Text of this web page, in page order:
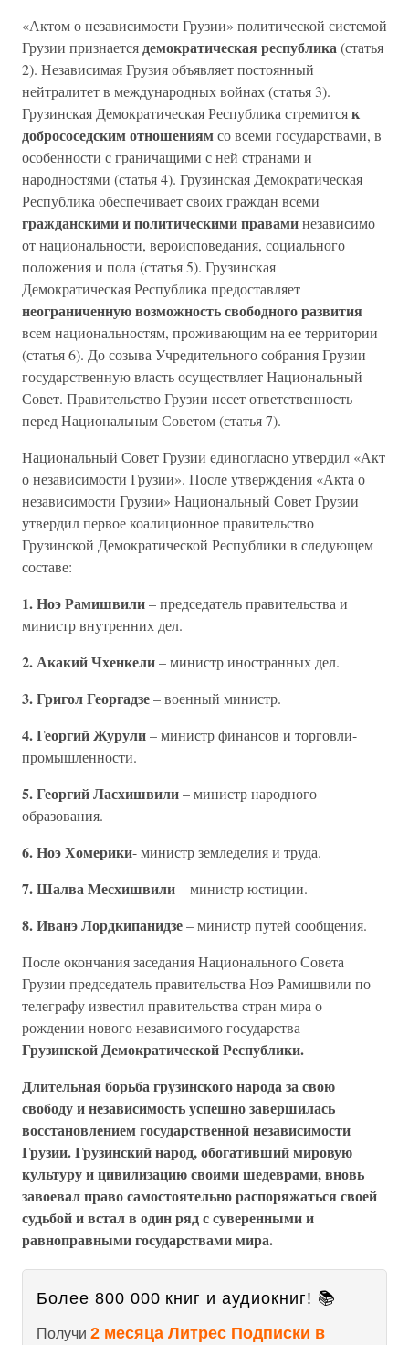
«Актом о независимости Грузии» политической системой
Грузии признаетсядемократическая республика(статья
2). Независимая Грузия объявляет постоянный
нейтралитет в международных войнах (статья 3).
Грузинская Демократическая Республика стремитсяк
добрососедским отношениямсо всеми государствами, в
особенности с граничащими с ней странами и
народностями (статья 4). Грузинская Демократическая
Республика обеспечивает своих граждан всеми
гражданскими и политическими праваминезависимо
от национальности, вероисповедания, социального
положения и пола (статья 5). Грузинская
Демократическая Республика предоставляет
неограниченную возможность свободного развития
всем национальностям, проживающим на ее территории
(статья 6). До созыва Учредительного собрания Грузии
государственную власть осуществляет Национальный
Совет. Правительство Грузии несет ответственность
перед Национальным Советом (статья 7).
Национальный Совет Грузии единогласно утвердил «Акт
о независимости Грузии». После утверждения «Акта о
независимости Грузии» Национальный Совет Грузии
утвердил первое коалиционное правительство
Грузинской Демократической Республики в следующем
составе:
1. Ноэ Рамишвили– председатель правительства и
министр внутренних дел.
2. Акакий Чхенкели– министр иностранных дел.
3. Григол Георгадзе– военный министр.
4. Георгий Журули– министр финансов и торговли-
промышленности.
5. Георгий Ласхишвили– министр народного
образования.
6. Ноэ Хомерики- министр земледелия и труда.
7. Шалва Месхишвили– министр юстиции.
8. Иванэ Лордкипанидзе– министр путей сообщения.
После окончания заседания Национального Совета
Грузии председатель правительства Ноэ Рамишвили по
телеграфу известил правительства стран мира о
рождении нового независимого государства –
Грузинской Демократической Республики.
Длительная борьба грузинского народа за свою
свободу и независимость успешно завершилась
восстановлением государственной независимости
Грузии. Грузинский народ, обогативший мировую
культуру и цивилизацию своими шедеврами, вновь
завоевал право самостоятельно распоряжаться своей
судьбой и встал в один ряд с суверенными и
равноправными государствами мира.
Более 800 000 книг и аудиокниг! 📚
Получи 2 месяца Литрес Подписки в